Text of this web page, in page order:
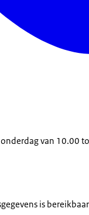
van 10.00
is